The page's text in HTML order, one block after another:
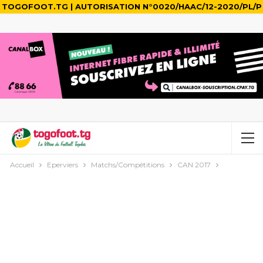
TOGOFOOT.TG | AUTORISATION N°0020/HAAC/12-2020/PL/P
Accueil Eperviers Matchs/Compétitions CAN 2017